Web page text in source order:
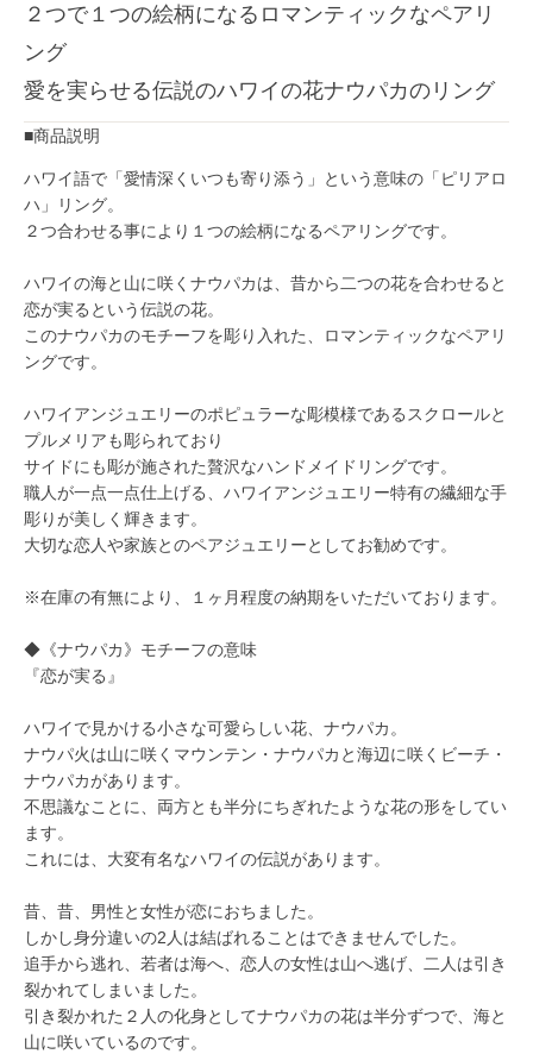
２つで１つの絵柄になるロマンティックなペアリ
ング
愛を実らせる伝説のハワイの花ナウパカのリング
■商品説明
ハワイ語で「愛情深くいつも寄り添う」という意味の「ピリアロ
ハ」リング。
２つ合わせる事により１つの絵柄になるペアリングです。
ハワイの海と山に咲くナウパカは、昔から二つの花を合わせると
恋が実るという伝説の花。
このナウパカのモチーフを彫り入れた、ロマンティックなペアリ
ングです。
ハワイアンジュエリーのポピュラーな彫模様であるスクロールと
プルメリアも彫られており
サイドにも彫が施された贅沢なハンドメイドリングです。
職人が一点一点仕上げる、ハワイアンジュエリー特有の繊細な手
彫りが美しく輝きます。
大切な恋人や家族とのペアジュエリーとしてお勧めです。
※在庫の有無により、１ヶ月程度の納期をいただいております。
◆《ナウパカ》モチーフの意味
『恋が実る』
ハワイで見かける小さな可愛らしい花、ナウパカ。
ナウパ火は山に咲くマウンテン・ナウパカと海辺に咲くビーチ・
ナウパカがあります。
不思議なことに、両方とも半分にちぎれたような花の形をしてい
ます。
これには、大変有名なハワイの伝説があります。
昔、昔、男性と女性が恋におちました。
しかし身分違いの2人は結ばれることはできませんでした。
追手から逃れ、若者は海へ、恋人の女性は山へ逃げ、二人は引き
裂かれてしまいました。
引き裂かれた２人の化身としてナウパカの花は半分ずつで、海と
山に咲いているのです。